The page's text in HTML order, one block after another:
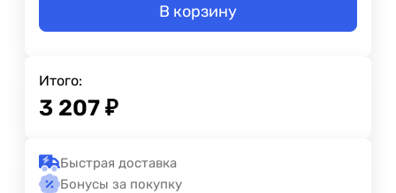
В корзину
Итого:
3 207 ₽
Быстрая доставка
Бонусы за покупку